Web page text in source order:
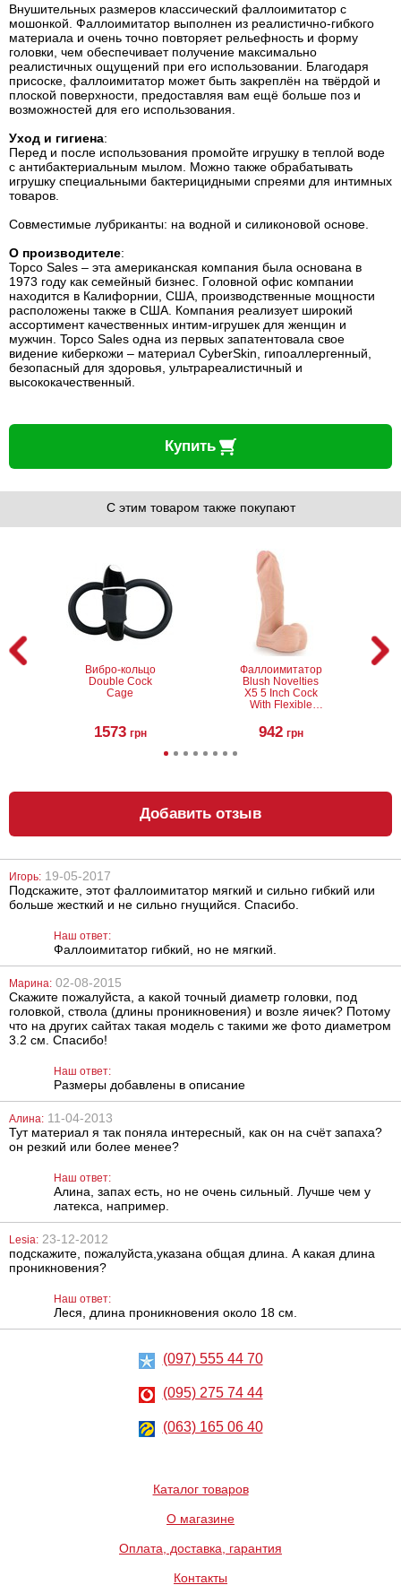
Внушительных размеров классический фаллоимитатор с
мошонкой. Фаллоимитатор выполнен из реалистично-гибкого
материала и очень точно повторяет рельефность и форму
головки, чем обеспечивает получение максимально
реалистичных ощущений при его использовании. Благодаря
присоске, фаллоимитатор может быть закреплён на твёрдой и
плоской поверхности, предоставляя вам ещё больше поз и
возможностей для его использования.
Уход и гигиена:
Перед и после использования промойте игрушку в теплой воде
с антибактериальным мылом. Можно также обрабатывать
игрушку специальными бактерицидными спреями для интимных
товаров.
Совместимые лубриканты: на водной и силиконовой основе.
О производителе:
Topco Sales – эта американская компания была основана в
1973 году как семейный бизнес. Головной офис компании
находится в Калифорнии, США, производственные мощности
расположены также в США. Компания реализует широкий
ассортимент качественных интим-игрушек для женщин и
мужчин. Topco Sales одна из первых запатентовала свое
видение киберкожи – материал CyberSkin, гипоаллергенный,
безопасный для здоровья, ультрареалистичный и
высококачественный.
Купить
С этим товаром также покупают
Вибро-кольцо
Double Cock
Cage
1573 грн
Фаллоимитатор
Blush Novelties
X5 5 Inch Cock
With Flexible
942 грн
Фаллос
You2Toys Black
888 грн
Анальный
лубрикант
314
Лубрикант на
водной основе
Eros Aqua, 50 мл
324
водной основе
пробка Slash, S
грн
Pleasure Fantasy
390
Вибратор Scala
Анальный
Добавить отзыв
Игорь: 19-05-2017
Подскажите, этот фаллоимитатор мягкий и сильно гибкий или
больше жесткий и не сильно гнущийся. Спасибо.
Наш ответ:
Фаллоимитатор гибкий, но не мягкий.
Марина: 02-08-2015
Скажите пожалуйста, а какой точный диаметр головки, под
головкой, ствола (длины проникновения) и возле яичек? Потому
что на других сайтах такая модель с такими же фото диаметром
3.2 см. Спасибо!
Наш ответ:
Размеры добавлены в описание
Алина: 11-04-2013
Тут материал я так поняла интересный, как он на счёт запаха?
он резкий или более менее?
Наш ответ:
Алина, запах есть, но не очень сильный. Лучше чем у
латекса, например.
Lesia: 23-12-2012
подскажите, пожалуйста,указана общая длина. А какая длина
проникновения?
Наш ответ:
Леся, длина проникновения около 18 см.
(097) 555 44 70
(095) 275 74 44
(063) 165 06 40
Каталог товаров
О магазине
Оплата, доставка, гарантия
Контакты